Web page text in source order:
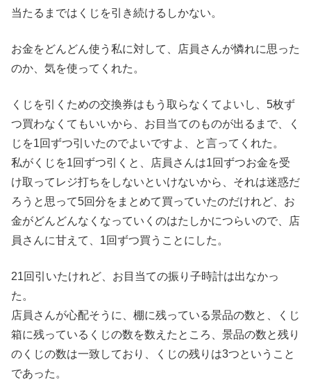
当たるまではくじを引き続けるしかない。
お金をどんどん使う私に対して、店員さんが憐れに思った
のか、気を使ってくれた。
くじを引くための交換券はもう取らなくてよいし、5枚ず
つ買わなくてもいいから、お目当てのものが出るまで、く
じを1回ずつ引いたのでよいですよ、と言ってくれた。
私がくじを1回ずつ引くと、店員さんは1回ずつお金を受
け取ってレジ打ちをしないといけないから、それは迷惑だ
ろうと思って5回分をまとめて買っていたのだけれど、お
金がどんどんなくなっていくのはたしかにつらいので、店
員さんに甘えて、1回ずつ買うことにした。
21回引いたけれど、お目当ての振り子時計は出なかっ
た。
店員さんが心配そうに、棚に残っている景品の数と、くじ
箱に残っているくじの数を数えたところ、景品の数と残り
のくじの数は一致しており、くじの残りは3つということ
であった。